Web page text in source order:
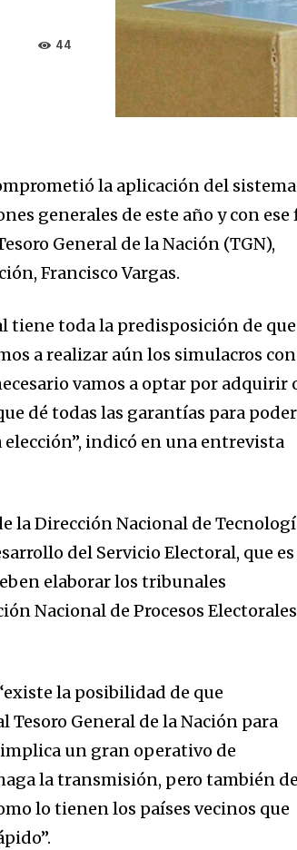
44
la aplicación del sistema
generales de este año y con
General de la Nación (TGN),
Francisco Vargas.
tiene toda la predisposición de que
a realizar aún los simulacros
vamos a optar por adquirir
dé todas las garantías para poder
indicó en una entrevista
la Dirección Nacional de
del Servicio Electoral, que
elaborar los tribunales
Nacional de Procesos
la posibilidad de que
General de la Nación para
un gran operativo de
la transmisión, pero también de
lo tienen los países vecinos que